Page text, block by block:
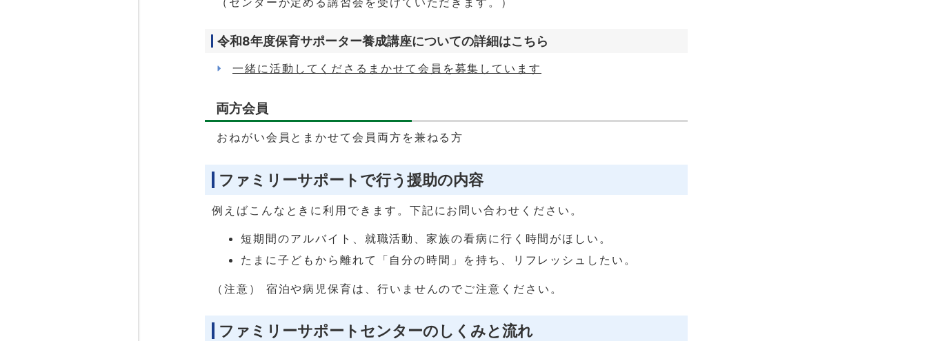
令和8年度保育サポーター養成講座についての詳細はこちら
一緒に活動してくださるまかせて会員を募集しています
両方会員
おねがい会員とまかせて会員両方を兼ねる方
ファミリーサポートで行う援助の内容
例えばこんなときに利用できます。下記にお問い合わせください。
短期間のアルバイト、就職活動、家族の看病に行く時間がほしい。
たまに子どもから離れて「自分の時間」を持ち、リフレッシュしたい。
（注意） 宿泊や病児保育は、行いませんのでご注意ください。
ファミリーサポートセンターのしくみと流れ